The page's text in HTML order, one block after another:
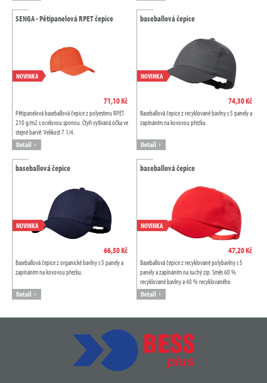
SENGA - Pětipanelová RPET čepice
NOVINKA
71,10 Kč
Pětipanelová baseballová čepice z polyesteru RPET
210 g/m2 s ocelovou sponou. Čtyři vyšívaná očka ve
stejné barvě. Velikost 7 1/4.
Detail
baseballová čepice
NOVINKA
74,30 Kč
Baseballová čepice z recyklované bavlny s 5 panely a
zapínáním na kovovou přezku.
Detail
baseballová čepice
NOVINKA
66,50 Kč
Baseballová čepice z organické bavlny s 5 panely a
zapínáním na kovovou přezku.
Detail
baseballová čepice
NOVINKA
47,20 Kč
Baseballová čepice z recyklované polybavlny s 5
panely a zapínáním na suchý zip. Směs 60 %
recyklované bavlny a 40 % recyklovaného
polyesteru, 160 g/m2.
Detail